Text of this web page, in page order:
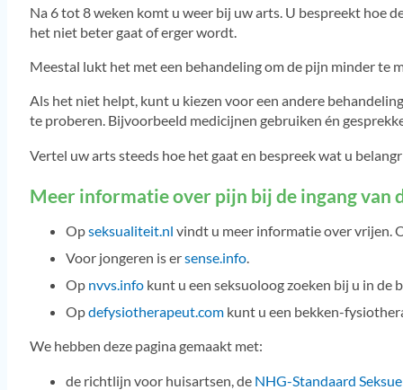
Na 6 tot 8 weken komt u weer bij uw arts. U bespreekt hoe
het niet beter gaat of erger wordt.
Meestal lukt het met een behandeling om de pijn minder te
Als het niet helpt, kunt u kiezen voor een andere
te proberen. Bijvoorbeeld medicijnen gebruiken én
Vertel uw arts steeds hoe het gaat en bespreek wat u
Meer informatie over pijn bij de ingang van
Opseksualiteit.nl vindt u meer informatie over vrijen.
Voor jongeren is ersense.info.
Op nvvs.infokunt u een seksuoloog zoeken bij u in de
Opdefysiotherapeut.comkunt u een bekken-
We hebben deze pagina gemaakt met:
de richtlijn voor huisartsen, de NHG-Standaard